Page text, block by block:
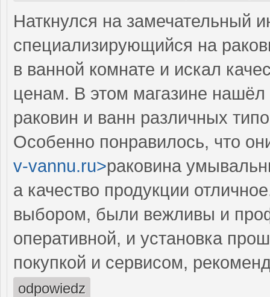
Наткнулся на замечательный
специализирующийся на
в ванной комнате и искал
ценам. В этом магазине
раковин и ванн различных
Особенно понравилось, что
v-vannu.ru>раковина
а качество продукции
выбором, были вежливы и
оперативной, и установка
покупкой и сервисом,
odpowiedz